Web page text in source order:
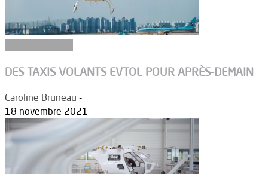
DES TAXIS VOLANTS EVTOL POUR APRÈS-DEMAIN
Caroline Bruneau -
18 novembre 2021